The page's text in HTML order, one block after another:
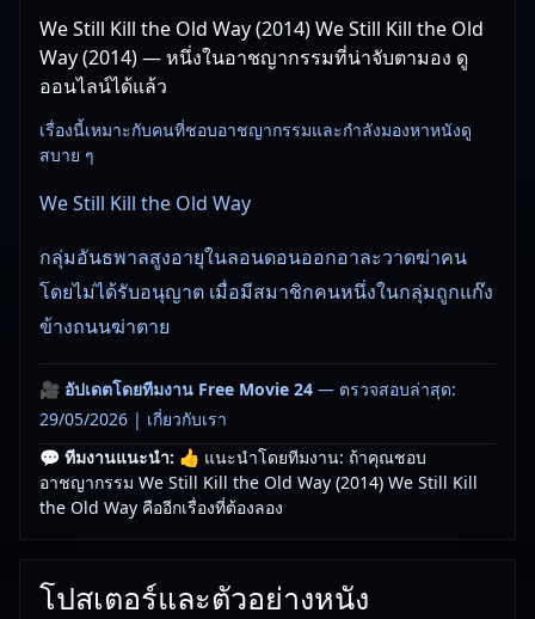
We Still Kill the Old Way (2014) We Still Kill the Old
Way (2014) — หนึ่งในอาชญากรรมที่น่าจับตามอง ดู
ออนไลน์ได้แล้ว
เรื่องนี้เหมาะกับคนที่ชอบอาชญากรรมและกำลังมองหาหนังดู
สบาย ๆ
We Still Kill the Old Way
กลุ่มอันธพาลสูงอายุในลอนดอนออกอาละวาดฆ่าคน
โดยไม่ได้รับอนุญาต เมื่อมีสมาชิกคนหนึ่งในกลุ่มถูกแก๊ง
ข้างถนนฆ่าตาย
🎥 อัปเดตโดยทีมงาน Free Movie 24 — ตรวจสอบล่าสุด:
29/05/2026 | เกี่ยวกับเรา
💬 ทีมงานแนะนำ: 👍 แนะนำโดยทีมงาน: ถ้าคุณชอบ
อาชญากรรม We Still Kill the Old Way (2014) We Still Kill
the Old Way คืออีกเรื่องที่ต้องลอง
โปสเตอร์และตัวอย่างหนัง